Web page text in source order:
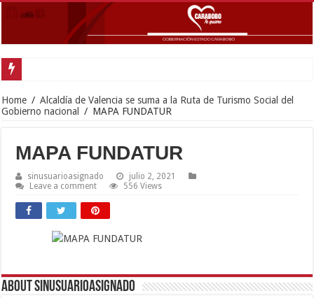
Home / Alcaldía de Valencia se suma a la Ruta de Turismo Social del
Gobierno nacional / MAPA FUNDATUR
MAPA FUNDATUR
sinusuarioasignado
julio 2, 2021
Leave a comment
556 Views
About sinusuarioasignado